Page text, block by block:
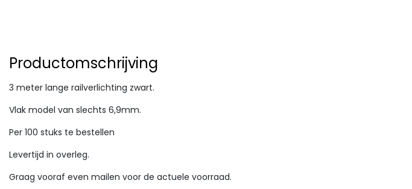
Productomschrijving
3 meter lange railverlichting zwart.
Vlak model van slechts 6,9mm.
Per 100 stuks te bestellen
Levertijd in overleg.
Graag vooraf even mailen voor de actuele voorraad.